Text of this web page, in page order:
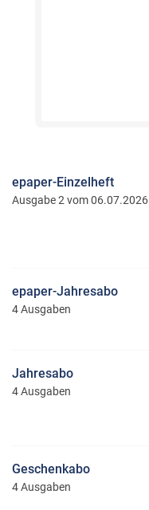
epaper-Einzelheft
Ausgabe 2 vom 06.07.2026
epaper-Jahresabo
4 Ausgaben
Jahresabo
4 Ausgaben
Geschenkabo
4 Ausgaben